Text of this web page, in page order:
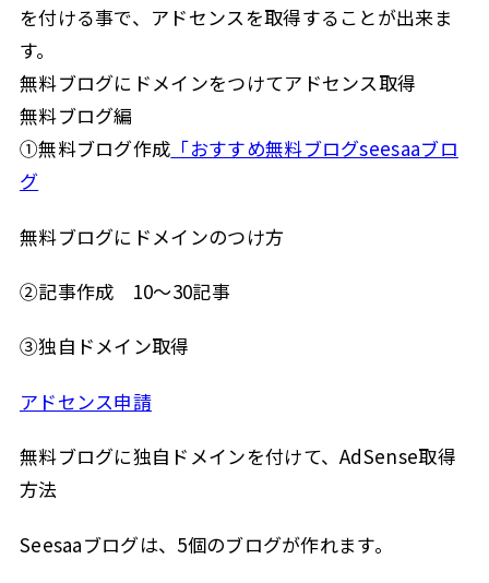
を付ける事で、アドセンスを取得することが出来ま
す。
無料ブログにドメインをつけてアドセンス取得
無料ブログ編
①無料ブログ作成 「おすすめ無料ブログseesaaブロ
グ
無料ブログにドメインのつけ方
②記事作成 10～30記事
③独自ドメイン取得
アドセンス申請
無料ブログに独自ドメインを付けて、AdSense取得
方法
Seesaaブログは、5個のブログが作れます。